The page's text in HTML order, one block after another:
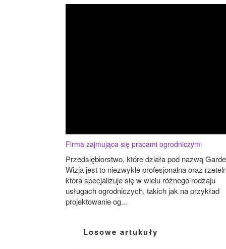
Firma zajmująca się pracami ogrodniczymi
Przedsiębiorstwo, które działa pod nazwą
Wizja jest to niezwykle profesjonalna oraz
która specjalizuje się w wielu różnego rodzaju
usługach ogrodniczych, takich jak na przykład
projektowanie og...
Losowe artukuły